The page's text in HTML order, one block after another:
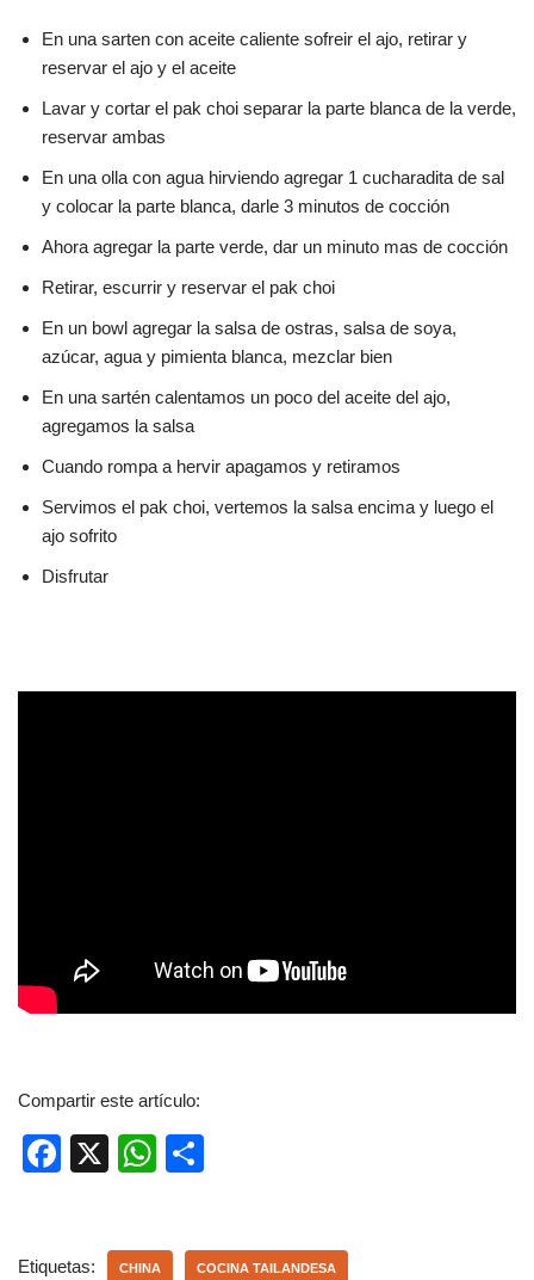
En una sarten con aceite caliente sofreir el ajo, retirar y
reservar el ajo y el aceite
Lavar y cortar el pak choi separar la parte blanca de la verde,
reservar ambas
En una olla con agua hirviendo agregar 1 cucharadita de sal
y colocar la parte blanca, darle 3 minutos de cocción
Ahora agregar la parte verde, dar un minuto mas de cocción
Retirar, escurrir y reservar el pak choi
En un bowl agregar la salsa de ostras, salsa de soya,
azúcar, agua y pimienta blanca, mezclar bien
En una sartén calentamos un poco del aceite del ajo,
agregamos la salsa
Cuando rompa a hervir apagamos y retiramos
Servimos el pak choi, vertemos la salsa encima y luego el
ajo sofrito
Disfrutar
Compartir este artículo:
F
e
X
W
s
p
Etiquetas: CHINA COCINA TAILANDESA